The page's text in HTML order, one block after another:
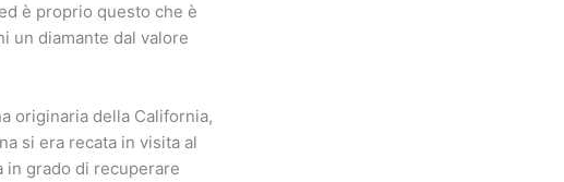
è proprio questo che è
un diamante dal valore
originaria della California,
si era recata in visita al
in grado di recuperare